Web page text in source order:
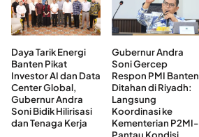
Daya Tarik Energi
Banten Pikat
Investor AI dan Data
Center Global,
Gubernur Andra
Soni Bidik Hilirisasi
dan Tenaga Kerja
Gubernur Andra
Soni Gercep
Respon PMI Banten
Ditahan di Riyadh:
Langsung
Koordinasi ke
Kementerian P2MI-